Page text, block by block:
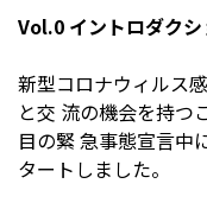
Vol.0 イントロダク
新型コロナウィルス
と交 流の機会を持つ
目の緊 急事態宣言中
タートしました。